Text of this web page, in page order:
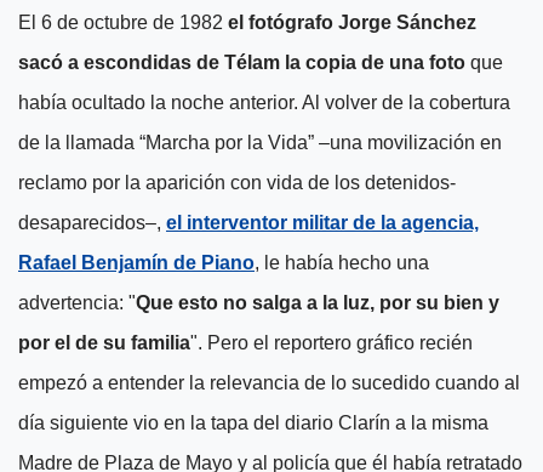
El 6 de octubre de 1982 el fotógrafo Jorge Sánchez
sacó a escondidas de Télam la copia de una foto que
había ocultado la noche anterior. Al volver de la cobertura
de la llamada “Marcha por la Vida” –una movilización en
reclamo por la aparición con vida de los detenidos-
desaparecidos–, el interventor militar de la agencia,
Rafael Benjamín de Piano, le había hecho una
advertencia: "Que esto no salga a la luz, por su bien y
por el de su familia". Pero el reportero gráfico recién
empezó a entender la relevancia de lo sucedido cuando al
día siguiente vio en la tapa del diario Clarín a la misma
Madre de Plaza de Mayo y al policía que él había retratado